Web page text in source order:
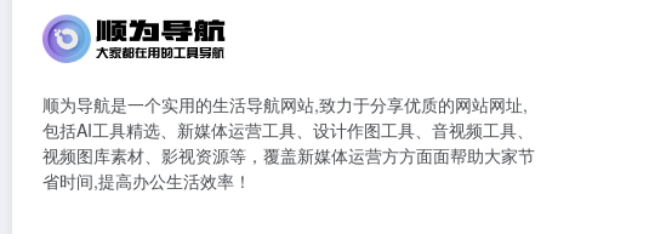
顺为导航是一个实用的生活导航网站,致力于分享优质的网站网址,
包括AI工具精选、新媒体运营工具、设计作图工具、音视频工具、
视频图库素材、影视资源等，覆盖新媒体运营方方面面帮助大家节
省时间,提高办公生活效率！